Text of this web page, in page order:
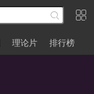
理论片 排行榜